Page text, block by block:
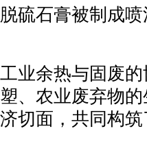
脱硫石膏被制成
工业余热与固废
塑、农业废弃物
济切面，共同构